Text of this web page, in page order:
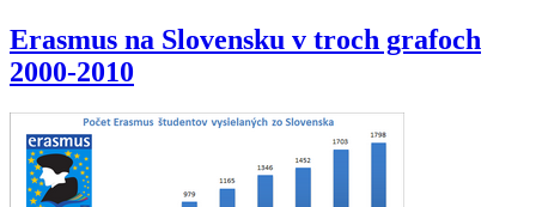
Erasmus na Slovensku v troch grafoch
2000-2010